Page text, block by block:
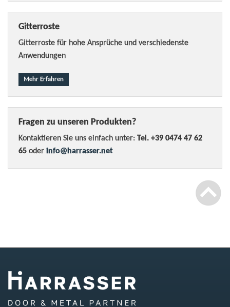
Gitterroste
Gitterroste für hohe Ansprüche und verschiedenste
Anwendungen
Mehr Erfahren
Fragen zu unseren Produkten?
Kontaktieren Sie uns einfach unter: Tel. +39 0474 47 62
65 oder info@harrasser.net